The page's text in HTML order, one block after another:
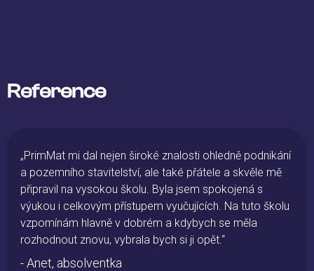
Reference
„PrimMat mi dal nejen široké znalosti ohledně podnikání
a pozemního stavitelství, ale také přátele a skvěle mě
připravil na vysokou školu. Byla jsem spokojená s
výukou i celkovým přístupem vyučujících. Na tuto školu
vzpomínám hlavně v dobrém a kdybych se měla
rozhodnout znovu, vybrala bych si ji opět.“
- Anet, absolventka